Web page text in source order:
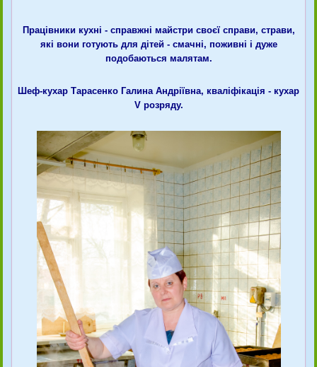
Працівники кухні - справжні майстри своєї справи, страви,
які вони готують для дітей - смачні, поживні і дуже
подобаються малятам.
Шеф-кухар Тарасенко Галина Андріївна, кваліфікація - кухар
V розряду.